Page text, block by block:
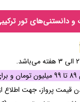
تور ترکیبی ویتنام 8 روز زمستان 1404 و نوروز 1405: تور هانوی، کشتی کروز
جهت اطلاع از قیمت نوزاد زیر 2 سال با